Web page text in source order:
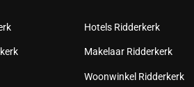
Hotels Ridderkerk
Makelaar Ridderkerk
Woonwinkel Ridderkerk